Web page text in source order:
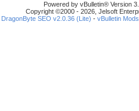
Powered by vBulletin® Version
Copyright ©2000 - 2026, Jelsoft
DragonByte SEO v2.0.36 (Lite) - vBulletin